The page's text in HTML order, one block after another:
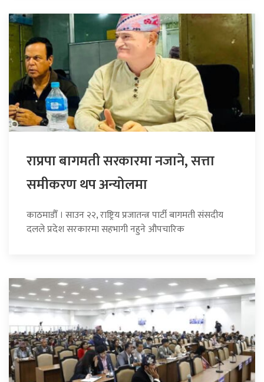
राप्रपा बागमती सरकारमा नजाने, सत्ता
समीकरण थप अन्योलमा
काठमाडौँ । साउन २२, राष्ट्रिय प्रजातन्त्र पार्टी बागमती संसदीय
दलले प्रदेश सरकारमा सहभागी नहुने औपचारिक